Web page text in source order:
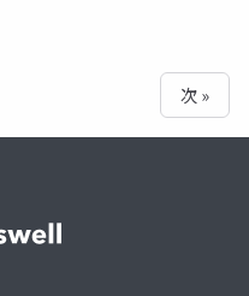
次 »